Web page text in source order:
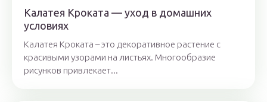
Калатея Кроката — уход в домашних
условиях
Калатея Кроката – это декоративное растение с
красивыми узорами на листьях. Многообразие
рисунков привлекает...